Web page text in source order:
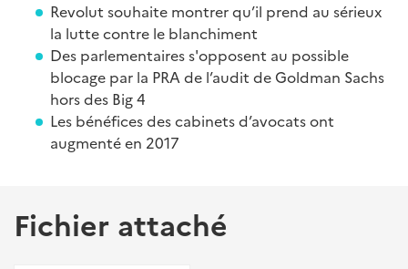
Revolut souhaite montrer qu’il prend au sérieux
la lutte contre le blanchiment
Des parlementaires s'opposent au possible
blocage par la PRA de l’audit de Goldman Sachs
hors des Big 4
Les bénéfices des cabinets d’avocats ont
augmenté en 2017
Fichier attaché